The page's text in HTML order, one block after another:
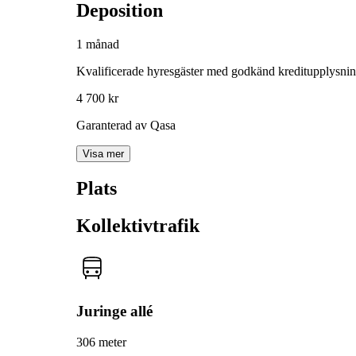
Deposition
1 månad
Kvalificerade hyresgäster med godkänd
4 700 kr
Garanterad av Qasa
Visa mer
Plats
Kollektivtrafik
Juringe allé
306 meter